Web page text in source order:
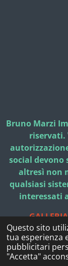
Questo sito
tua esperienza
pubblicitari
"Accetta"
Bruno Marzi
riservati.
social devono
altresì non
qualsiasi
interessati
© 2025 - 2026
Fornito daWebador